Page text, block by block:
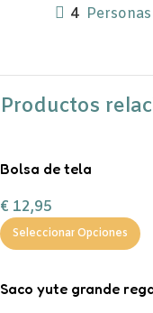
4
Productos
Bolsa de tela
€ 12,95
Seleccionar Opciones
Saco yute grande